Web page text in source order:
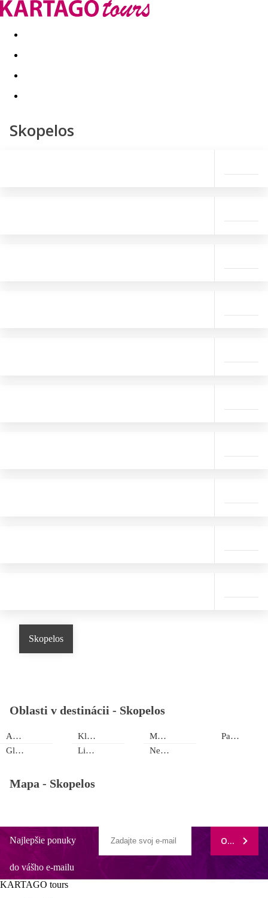
Last minute Dovolenkové kluby
Skopelos
Skopelos
Oblasti v destinácii - Skopelos
Agnondas
Glossa
Klima
Limnonari
Mesto Skopelos
Neo Klima
Panormos
Mapa - Skopelos
Najlepšie ponuky
do vášho e-mailu
ODOBERAŤ
KARTAGO tours